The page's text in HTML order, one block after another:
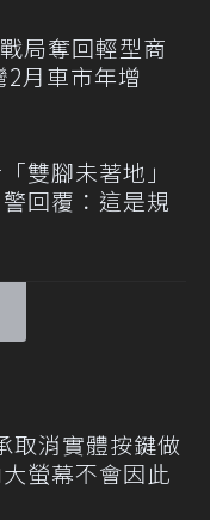
局奪回輕型商
月車市年增
雙腳未著地」
回覆：這是規
取消實體按鍵做
螢幕不會因此